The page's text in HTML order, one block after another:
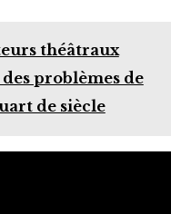
théâtraux
problèmes de
de siècle